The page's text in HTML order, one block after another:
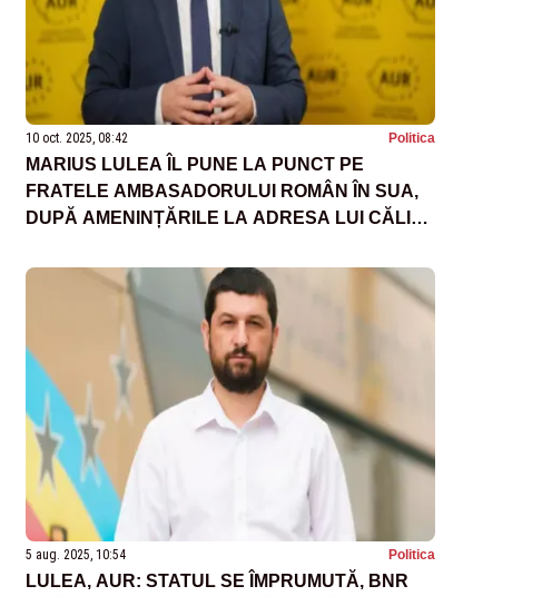
10 oct. 2025, 08:42 Politica
MARIUS LULEA ÎL PUNE LA PUNCT PE
FRATELE AMBASADORULUI ROMÂN ÎN SUA,
DUPĂ AMENINȚĂRILE LA ADRESA LUI CĂLIN
EUROPENI ȘI TRANSATLANTICI NU CRED
5 aug. 2025, 10:54 Politica
LULEA, AUR: STATUL SE ÎMPRUMUTĂ, BNR